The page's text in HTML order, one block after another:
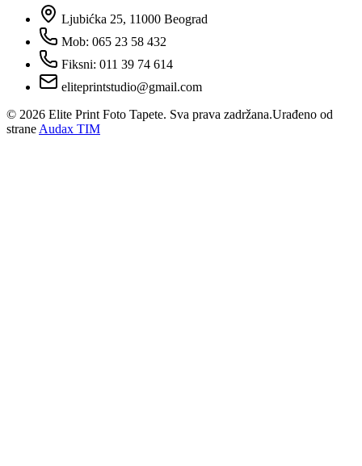
Ljubićka 25, 11000 Beograd
Mob: 065 23 58 432
Fiksni: 011 39 74 614
eliteprintstudio@gmail.com
© 2026 Elite Print Foto Tapete. Sva prava zadržana.Urađeno od
strane Audax TIM